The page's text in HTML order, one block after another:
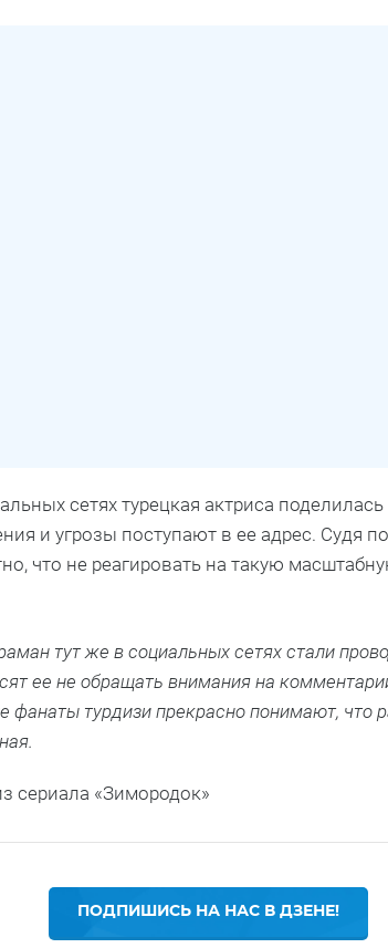
сетях турецкая актриса
и угрозы поступают в ее адрес. Судя
что не реагировать на такую
тут же в социальных сетях стали
ее не обращать внимания на
фанаты турдизи прекрасно понимают, что
сериала «Зимородок»
ПОДПИШИСЬ НА НАС В ДЗЕНЕ!